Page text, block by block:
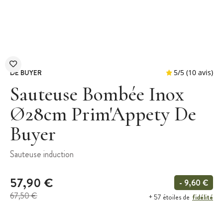
DE BUYER
Sauteuse Bombée Inox
Ø28cm Prim'Appety De
Buyer
Sauteuse induction
57,90 €
67,50 €
- 9,60 €
+ 57 étoiles de fidélité